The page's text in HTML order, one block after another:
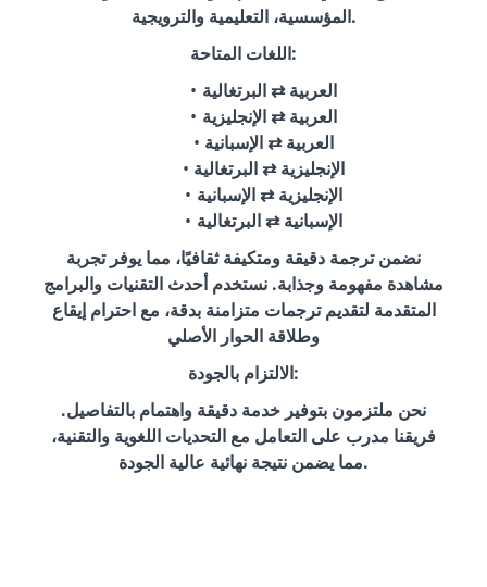
المؤسسية، التعليمية والترويجية.
اللغات المتاحة:
العربية ⇄ البرتغالية
العربية ⇄ الإنجليزية
العربية ⇄ الإسبانية
الإنجليزية ⇄ البرتغالية
الإنجليزية ⇄ الإسبانية
الإسبانية ⇄ البرتغالية
نضمن ترجمة دقيقة ومتكيفة ثقافيًا، مما يوفر تجربة
مشاهدة مفهومة وجذابة. نستخدم أحدث التقنيات والبرامج
المتقدمة لتقديم ترجمات متزامنة بدقة، مع احترام إيقاع
وطلاقة الحوار الأصلي
الالتزام بالجودة:
نحن ملتزمون بتوفير خدمة دقيقة واهتمام بالتفاصيل.
فريقنا مدرب على التعامل مع التحديات اللغوية والتقنية،
مما يضمن نتيجة نهائية عالية الجودة.